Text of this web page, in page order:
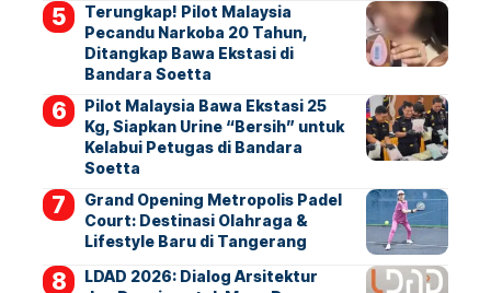
Terungkap! Pilot Malaysia
Pecandu Narkoba 20 Tahun,
Ditangkap Bawa Ekstasi di
Bandara Soetta
Pilot Malaysia Bawa Ekstasi 25
Kg, Siapkan Urine “Bersih” untuk
Kelabui Petugas di Bandara
Soetta
Grand Opening Metropolis Padel
Court: Destinasi Olahraga &
Lifestyle Baru di Tangerang
LDAD 2026: Dialog Arsitektur